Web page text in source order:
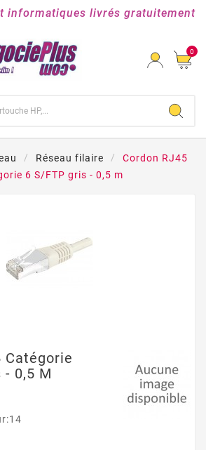
informatiques livrés gratuitement
0
Réseau filaire
Cordon RJ45
6 S/FTP gris - 0,5 m
Catégorie
- 0,5 M